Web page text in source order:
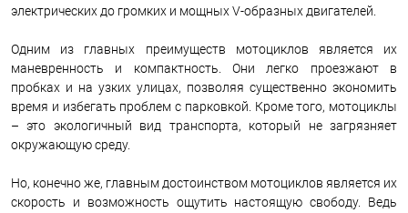
электрических до громких и мощных V-образных двигателей.
Одним из главных преимуществ мотоциклов является их
маневренность и компактность. Они легко проезжают в
пробках и на узких улицах, позволяя существенно экономить
время и избегать проблем с парковкой. Кроме того, мотоциклы
– это экологичный вид транспорта, который не загрязняет
окружающую среду.
Но, конечно же, главным достоинством мотоциклов является их
скорость и возможность ощутить настоящую свободу. Ведь